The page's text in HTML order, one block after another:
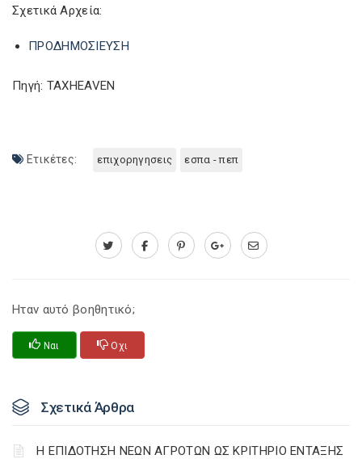
Σχετικά Αρχεία:
ΠΡΟΔΗΜΟΣΙΕΥΣΗ
Πηγή: TAXHEAVEN
Ετικέτες: επιχορηγησεις εσπα - πεπ
Ηταν αυτό βοηθητικό;
Ναι Οχι
Σχετικά Άρθρα
Η ΕΠΙΔΟΤΗΣΗ ΝΕΩΝ ΑΓΡΟΤΩΝ ΩΣ ΚΡΙΤΗΡΙΟ ΕΝΤΑΞΗΣ